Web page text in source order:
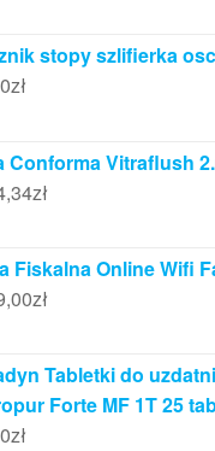
stopy szlifierka
zł
Conforma Vitraflush
zł
Fiskalna Online Wifi
zł
Tabletki do
Forte MF 1T 25
zł